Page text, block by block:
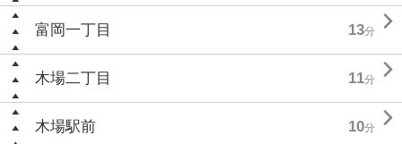
富岡一丁目 13分 
木場二丁目 11分 
木場駅前 10分 